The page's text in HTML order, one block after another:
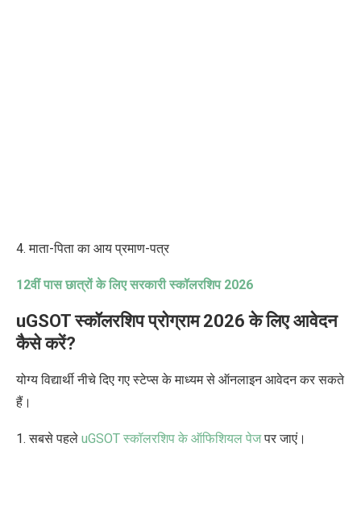
4. माता-पिता का आय प्रमाण-पत्र
12वीं पास छात्रों के लिए सरकारी स्कॉलरशिप 2026
uGSOT स्कॉलरशिप प्रोग्राम 2026 के लिए आवेदन
कैसे करें?
योग्य विद्यार्थी नीचे दिए गए स्टेप्स के माध्यम से ऑनलाइन आवेदन कर सकते
हैं।
1. सबसे पहले uGSOT स्कॉलरशिप के ऑफिशियल पेजपर जाएं।